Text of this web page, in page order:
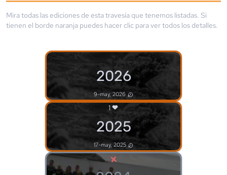
Mira todas las ediciones de esta travesía que tenemos listadas. Si
tienen el borde naranja puedes hacer clic para ver todos los detalles.
2026
9-may, 2026
1
2025
17-may, 2025
×